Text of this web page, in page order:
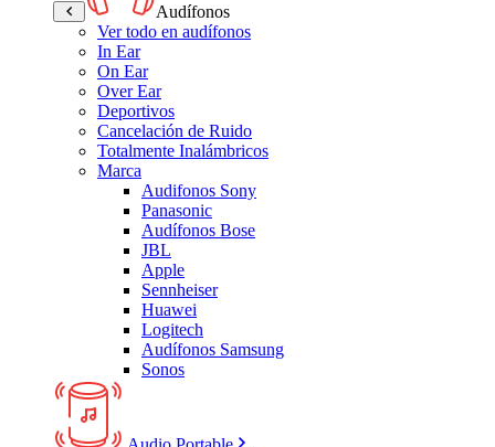
Audífonos
Ver todo en audífonos
In Ear
On Ear
Over Ear
Deportivos
Cancelación de Ruido
Totalmente Inalámbricos
Marca
Audifonos Sony
Panasonic
Audífonos Bose
JBL
Apple
Sennheiser
Huawei
Logitech
Audífonos Samsung
Sonos